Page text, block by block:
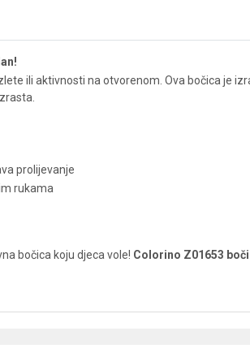
ili aktivnosti na otvorenom. Ova bočica je
prolijevanje
rukama
bočica koju djeca vole! Colorino Z01653